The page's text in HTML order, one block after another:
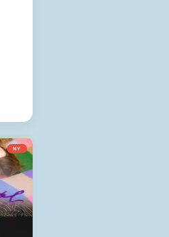
NY